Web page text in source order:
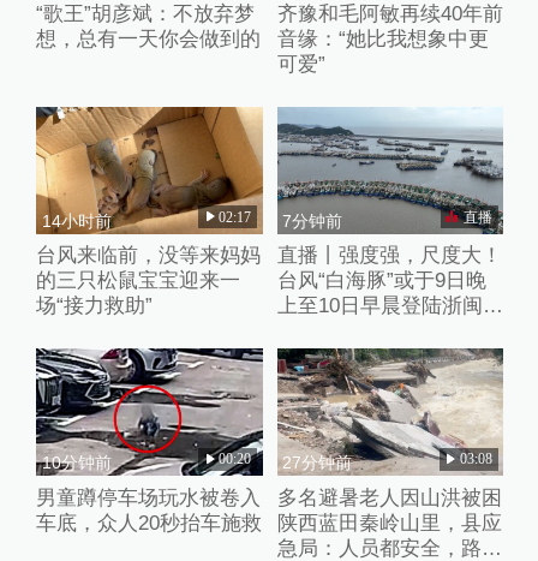
“歌王”胡彦斌：不放弃梦
想，总有一天你会做到的
齐豫和毛阿敏再续40年前
音缘：“她比我想象中更
可爱”
14小时前 02:17
台风来临前，没等来妈妈
的三只松鼠宝宝迎来一
场“接力救助”
7分钟前 直播
直播丨强度强，尺度大！
台风“白海豚”或于9日晚
上至10日早晨登陆浙闽沿
10分钟前 00:20
男童蹲停车场玩水被卷入
车底，众人20秒抬车施救
27分钟前 03:08
多名避暑老人因山洪被困
陕西蓝田秦岭山里，县应
急局：人员都安全，路暂